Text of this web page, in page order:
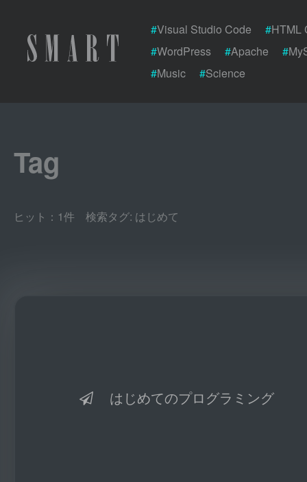
#Visual Studio Code #HTML
#WordPress #Apache #
#Music #Science
Tag
ヒット：1件 検索タグ: はじめて
はじめてのプログラミング